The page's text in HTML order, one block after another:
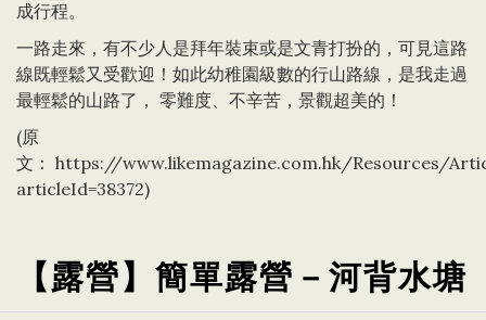
成行程。
一路走來，有不少人是拜年裝束或是文青打扮的，可見這路
線既輕鬆又受歡迎！如此幼稚園級數的行山路線，是我走過
最輕鬆的山路了， 零難度、不辛苦，景觀超美的！
(原
文： https://www.likemagazine.com.hk/Resources/
articleId=38372)
【露營】簡單露營－河背水塘